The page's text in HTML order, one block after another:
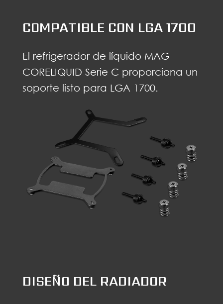
COMPATIBLE CON LGA 1700
El refrigerador de líquido MAG
CORELIQUID Serie C proporciona un
soporte listo para LGA 1700.
DISEÑO DEL RADIADOR